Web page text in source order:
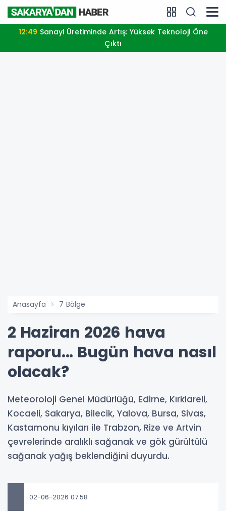
12:49
Çıktı
Anasayfa 7 Bölge
2 Haziran 2026 hava
raporu... Bugün hava nasıl
olacak?
Meteoroloji Genel Müdürlüğü, Edirne, Kırklareli,
Kocaeli, Sakarya, Bilecik, Yalova, Bursa, Sivas,
Kastamonu kıyıları ile Trabzon, Rize ve Artvin
çevrelerinde aralıklı sağanak ve gök gürültülü
sağanak yağış beklendiğini duyurdu.
02-06-2026 07:58